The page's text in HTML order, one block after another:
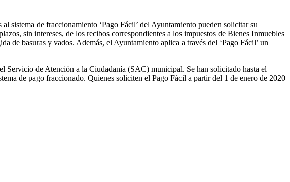
sistema de fraccionamiento ‘Pago Fácil’ del Ayuntamiento pueden solicitar su
sin intereses, de los recibos correspondientes a los impuestos de Bienes Inmuebles
basuras y vados. Además, el Ayuntamiento aplica a través del ‘Pago Fácil’ un
Servicio de Atención a la Ciudadanía (SAC) municipal. Se han solicitado hasta el
de pago fraccionado. Quienes soliciten el Pago Fácil a partir del 1 de enero de 2020